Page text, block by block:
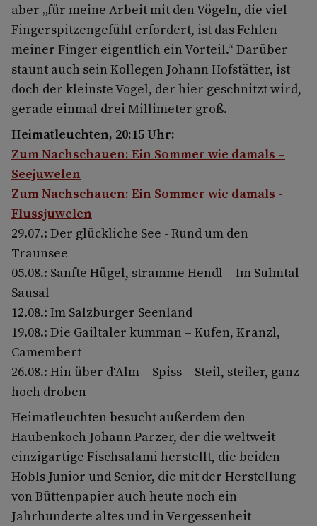
aber „für meine Arbeit mit den Vögeln, die viel
Fingerspitzengefühl erfordert, ist das Fehlen
meiner Finger eigentlich ein Vorteil.“ Darüber
staunt auch sein Kollegen Johann Hofstätter, ist
doch der kleinste Vogel, der hier geschnitzt wird,
gerade einmal drei Millimeter groß.
Heimatleuchten, 20:15 Uhr:
Zum Nachschauen: Ein Sommer wie damals –
Seejuwelen
Zum Nachschauen: Ein Sommer wie damals -
Flussjuwelen
29.07.: Der glückliche See - Rund um den
Traunsee
05.08.: Sanfte Hügel, stramme Hendl – Im Sulmtal-
Sausal
12.08.: Im Salzburger Seenland
19.08.: Die Gailtaler kumman – Kufen, Kranzl,
Camembert
26.08.: Hin über d'Alm – Spiss – Steil, steiler, ganz
hoch droben
Heimatleuchten besucht außerdem den
Haubenkoch Johann Parzer, der die weltweit
einzigartige Fischsalami herstellt, die beiden
Hobls Junior und Senior, die mit der Herstellung
von Büttenpapier auch heute noch ein
Jahrhunderte altes und in Vergessenheit